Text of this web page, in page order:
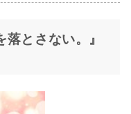
とさない。』